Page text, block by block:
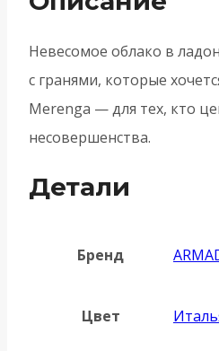
Невесомое облако в
с гранями, которые
Merenga — для тех, кто
несовершенства.
Детали
Бренд
Цвет